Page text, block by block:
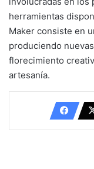
herramientas
Maker consiste en
produciendo
florecimiento
artesanía.